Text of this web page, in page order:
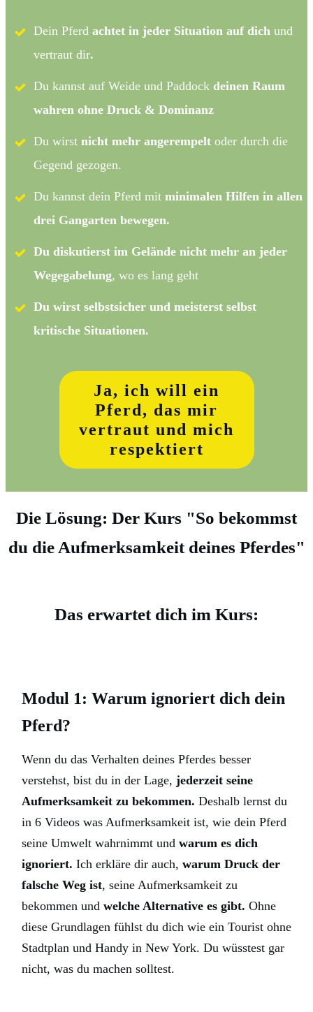
Dein Pferd achtet in jeder Situation auf dich und
vertraut dir.
Du kannst auf Weide und Paddock deinen Raum
wahren ohne Druck & Dominanz
Du wirst nicht mehr angerempelt oder durch die
Gegend gezogen.
Du kannst dein Pferd mit minimalen Hilfen in allen
drei Gangarten bewegen.
Du diskutierst im Gelände nicht mehr an jeder
Wegegabelung, wo es lang geht
Du wirst selbstsicher und meisterst selbst
kritische Situationen.
Ja, ich will ein
Pferd, das mir
vertraut und mich
respektiert
Die Lösung: Der Kurs "So bekommst
du die Aufmerksamkeit deines Pferdes"
Das erwartet dich im Kurs:
Modul 1: Warum ignoriert dich dein
Pferd?
Wenn du das Verhalten deines Pferdes besser
verstehst, bist du in der Lage, jederzeit seine
Aufmerksamkeit zu bekommen. Deshalb lernst du
in 6 Videos was Aufmerksamkeit ist, wie dein Pferd
seine Umwelt wahrnimmt und warum es dich
ignoriert. Ich erkläre dir auch, warum Druck der
falsche Weg ist, seine Aufmerksamkeit zu
bekommen und welche Alternative es gibt. Ohne
diese Grundlagen fühlst du dich wie ein Tourist ohne
Stadtplan und Handy in New York. Du wüsstest gar
nicht, was du machen solltest.